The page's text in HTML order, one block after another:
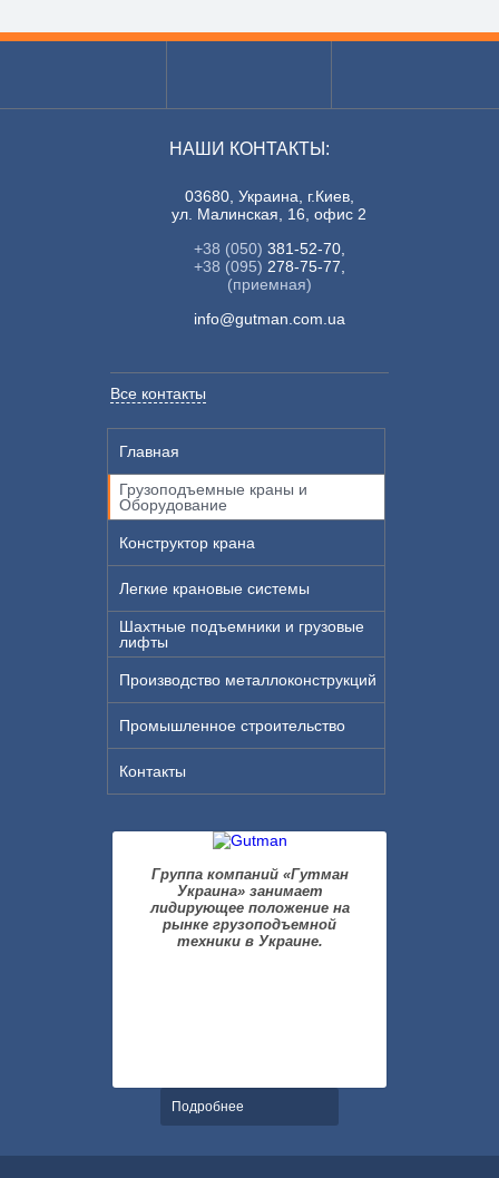
НАШИ КОНТАКТЫ:
03680, Украина, г.Киев,
ул. Малинская, 16, офис 2
+38 (050) 381-52-70,
+38 (095) 278-75-77,
(приемная)
info@gutman.com.ua
Все контакты
Группа компаний «Гутман
Украина» занимает
лидирующее положение на
рынке грузоподъемной
техники в Украине.
Подробнее
Главная
Грузоподъемные краны и
Оборудование
Конструктор крана
Легкие крановые системы
Шахтные подъемники и грузовые
лифты
Производство металлоконструкций
Промышленное строительство
Контакты